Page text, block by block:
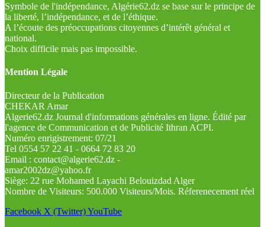
Symbole de l'indépendance, Algérie62.dz se base sur le principe de
la liberté, l’indépendance, et de l’éthique.
A l’écoute des préoccupations citoyennes d’intérêt général et
national.
Choix difficile mais pas impossible.
Mention Légale
Directeur de la Publication
CHEKAR Amar
Algerie62.dz Journal d'informations générales en ligne. Édité par
l'agence de Communication et de Publicité Ithran ACPI.
Numéro enrigistrement: 07/21
Tel 0554 57 22 41 - 0664 72 83 20
Email : contact@algerie62.dz -
amar2002dz@yahoo.fr
Siège: 22 rue Mohamed Layachi Belouizdad Alger
Nombre de Visiteurs: 500.000 Visiteurs/Mois. Réferenecement réel
Facebook X (Twitter)YouTube